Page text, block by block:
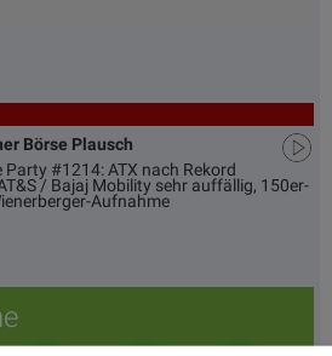
Börse Plausch
Party #1214: ATX nach Rekord
/ Bajaj Mobility sehr auffällig, 150er-
Aufnahme